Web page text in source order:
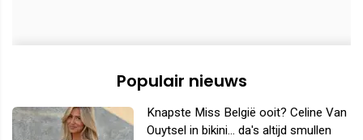
Populair nieuws
Knapste Miss België ooit? Celine Van
Ouytsel in bikini... da's altijd smullen